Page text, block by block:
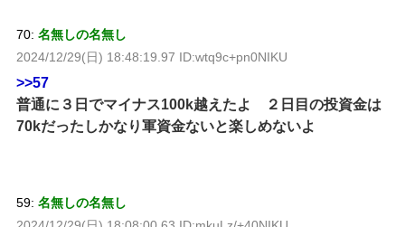
70: 名無しの名無し
2024/12/29(日) 18:48:19.97 ID:wtq9c+pn0NIKU
>>57
普通に３日でマイナス100k越えたよ ２日目の投資金は
70kだったしかなり軍資金ないと楽しめないよ
59: 名無しの名無し